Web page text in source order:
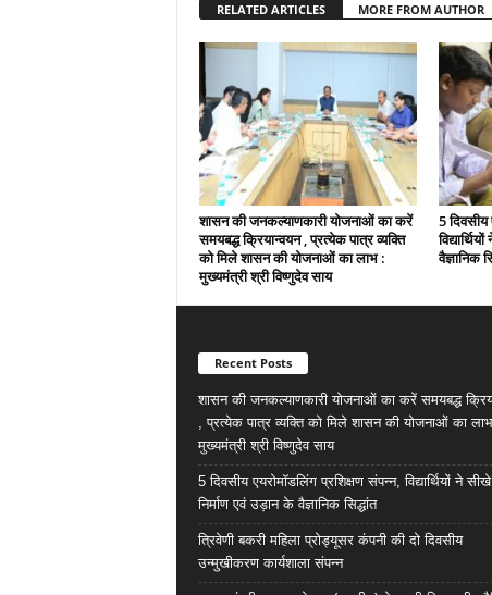
RELATED ARTICLES MORE FROM AUTHOR
शासन की जनकल्याणकारी योजनाओं का करें
समयबद्ध क्रियान्वयन , प्रत्येक पात्र व्यक्ति
को मिले शासन की योजनाओं का लाभ :
मुख्यमंत्री श्री विष्णुदेव साय
5 दिवसीय
वैज्ञानिक
Recent Posts
शासन की जनकल्याणकारी योजनाओं का करें समयबद्ध
, प्रत्येक पात्र व्यक्ति को मिले शासन की योजनाओं का
मुख्यमंत्री श्री विष्णुदेव साय
5 दिवसीय एयरोमॉडलिंग प्रशिक्षण संपन्न, विद्यार्थियों ने सीखे
निर्माण एवं उड़ान के वैज्ञानिक सिद्धांत
त्रिवेणी बकरी महिला प्रोड्यूसर कंपनी की दो दिवसीय
उन्मुखीकरण कार्यशाला संपन्न